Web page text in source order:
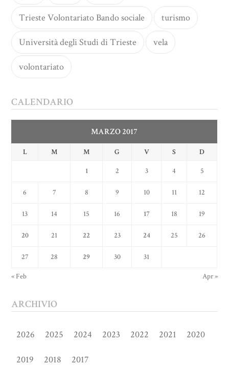
Trieste Volontariato Bando sociale turismo
Università degli Studi di Trieste vela
volontariato
CALENDARIO
MARZO 2017
L M M G V S D
1 2 3 4 5
6 7 8 9 10 11 12
13 14 15 16 17 18 19
20 21 22 23 24 25 26
27 28 29 30 31
« Feb Apr »
ARCHIVIO
2026 2025 2024 2023 2022 2021 2020
2019 2018 2017